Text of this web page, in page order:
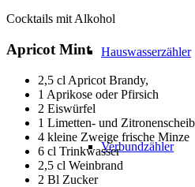
Hauswasserzähler
Verbundzähler
Cocktails mit Alkohol
Apricot Mint
2,5 cl Apricot Brandy,
1 Aprikose oder Pfirsich
2 Eiswürfel
1 Limetten- und
4 kleine Zweige frische Minze
6 cl Trinkwasser
2,5 cl Weinbrand
2 Bl Zucker